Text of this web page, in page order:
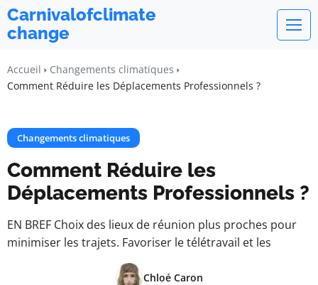
Carnivalofclimate
change
Accueil
Changements climatiques
Comment Réduire les Déplacements Professionnels ?
Changements climatiques
Comment Réduire les
Déplacements Professionnels ?
EN BREF Choix des lieux de réunion plus proches pour
minimiser les trajets. Favoriser le télétravail et les
Chloé Caron